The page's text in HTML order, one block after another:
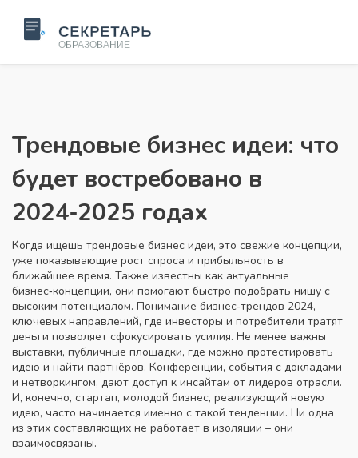
Трендовые бизнес идеи: что
будет востребовано в
2024‑2025 годах
Когда ищешь трендовые бизнес идеи, это свежие концепции,
уже показывающие рост спроса и прибыльность в
ближайшее время. Также известны как актуальные
бизнес‑концепции, они помогают быстро подобрать нишу с
высоким потенциалом. Понимание бизнес‑трендов 2024,
ключевых направлений, где инвесторы и потребители тратят
деньги позволяет сфокусировать усилия. Не менее важны
выставки, публичные площадки, где можно протестировать
идею и найти партнёров. Конференции, события с докладами
и нетворкингом, дают доступ к инсайтам от лидеров отрасли.
И, конечно, стартап, молодой бизнес, реализующий новую
идею, часто начинается именно с такой тенденции. Ни одна
из этих составляющих не работает в изоляции – они
взаимосвязаны.